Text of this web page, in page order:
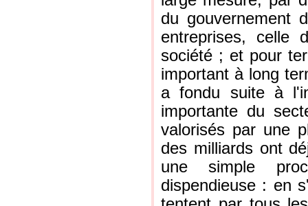
du gouvernement
entreprises, celle
société ; et pour
important à long
a fondu suite à
importante du
valorisés par une
des milliards ont
une simple
dispendieuse : en